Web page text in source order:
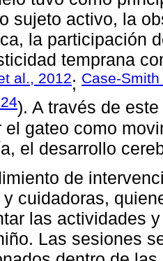
sujeto activo, la
la participación
temprana
al., 2012; Case-Smith
). A través de
el gateo como
el desarrollo
de
cuidadoras,
las actividades
Las sesiones